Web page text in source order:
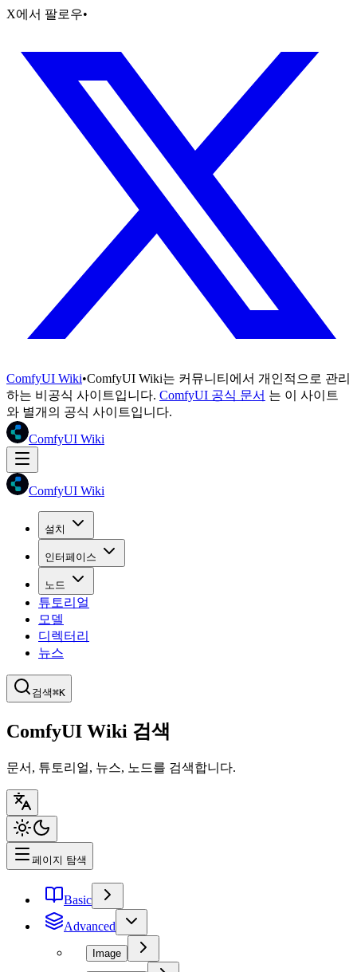
X에서 팔로우•
ComfyUI Wiki•ComfyUI Wiki는 커뮤니티에서 개인적으로 관리
하는 비공식 사이트입니다. ComfyUI 공식 문서 는 이 사이트
와 별개의 공식 사이트입니다.
ComfyUI Wiki
ComfyUI Wiki
설치
인터페이스
노드
튜토리얼
모델
디렉터리
뉴스
검색⌘K
ComfyUI Wiki 검색
문서, 튜토리얼, 뉴스, 노드를 검색합니다.
페이지 탐색
Basic
Advanced
Image